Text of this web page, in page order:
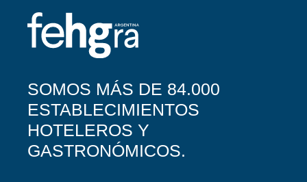
SOMOS MÁS DE 84.000
ESTABLECIMIENTOS
HOTELEROS Y
GASTRONÓMICOS.